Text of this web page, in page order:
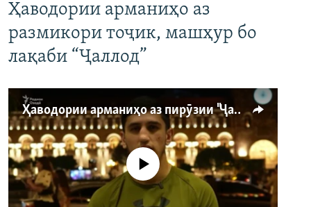
Ҳаводории арманиҳо аз
размикори тоҷик, машҳур бо
лақаби “Ҷаллод”
Ҳаводории арманиҳо аз пирӯзии "Ҷаллод"-и тоҷик
Феълан кор намекунад